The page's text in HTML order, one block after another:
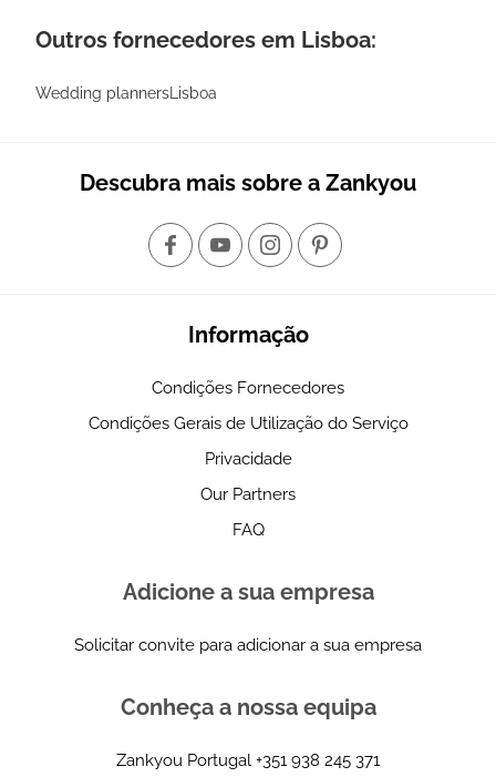
Outros fornecedores em Lisboa:
Wedding plannersLisboa
Descubra mais sobre a Zankyou
Informação
Condições Fornecedores
Condições Gerais de Utilização do Serviço
Privacidade
Our Partners
FAQ
Adicione a sua empresa
Solicitar convite para adicionar a sua empresa
Conheça a nossa equipa
Zankyou Portugal +351 938 245 371